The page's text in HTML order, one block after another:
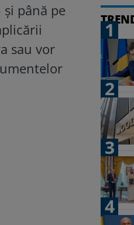
până pe
sau vor
1
2
3
4